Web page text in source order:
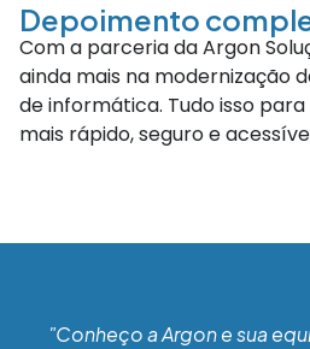
Depoimento
Com a parceria da Argon
ainda mais na modernização
de informática. Tudo isso
mais rápido, seguro e
"Conheço a Argon e sua